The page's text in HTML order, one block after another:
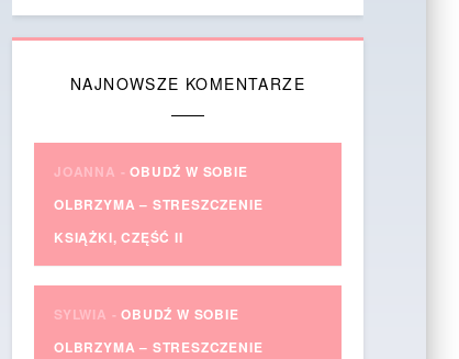
NAJNOWSZE KOMENTARZE
JOANNA -OBUDŹ W SOBIE
OLBRZYMA – STRESZCZENIE
KSIĄŻKI, CZĘŚĆ II
SYLWIA -OBUDŹ W SOBIE
OLBRZYMA – STRESZCZENIE